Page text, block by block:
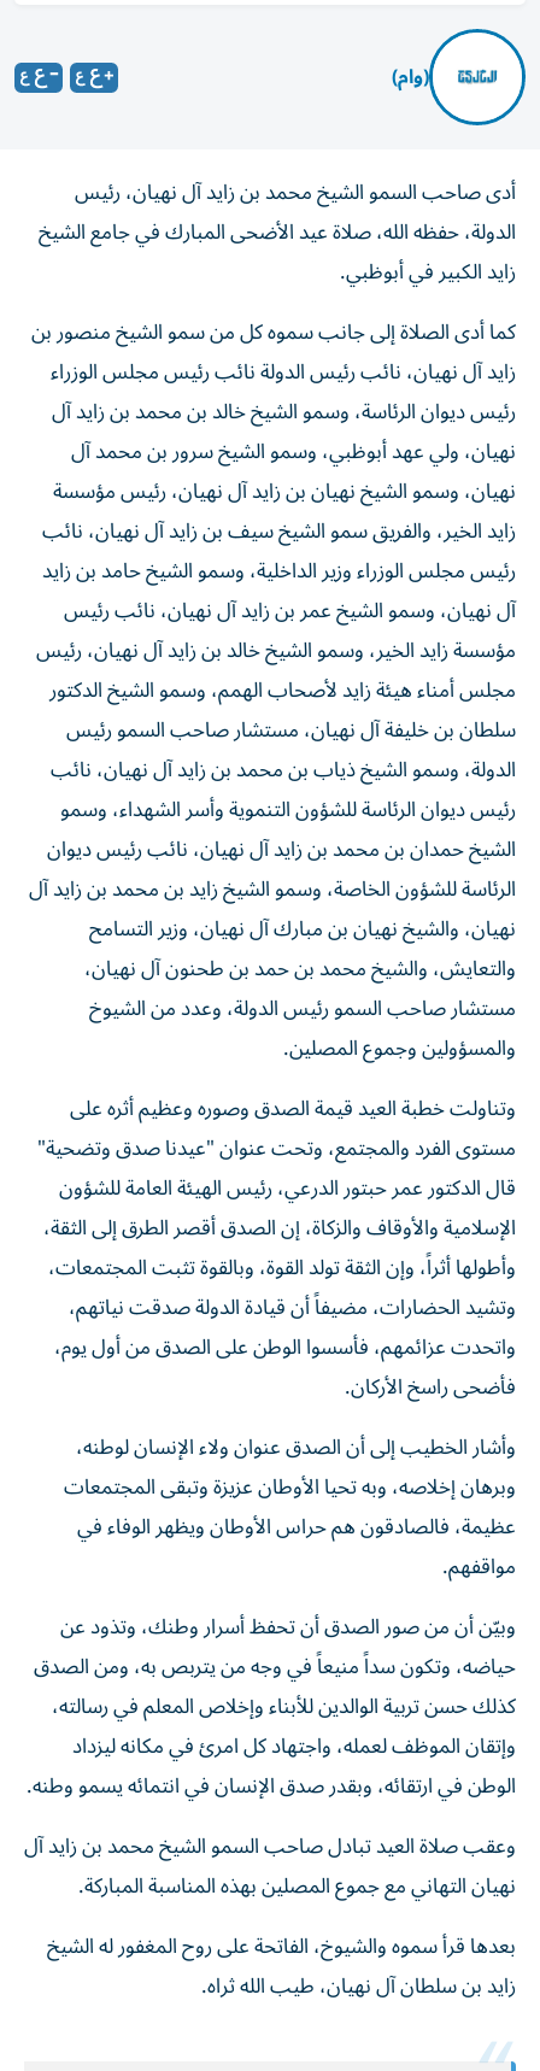
(وام)
أدى صاحب السمو الشيخ محمد بن زايد آل نهيان، رئيس
الدولة، حفظه الله، صلاة عيد الأضحى المبارك في جامع الشيخ
زايد الكبير في أبوظبي.
كما أدى الصلاة إلى جانب سموه كل من سمو الشيخ منصور بن
زايد آل نهيان، نائب رئيس الدولة نائب رئيس مجلس الوزراء
رئيس ديوان الرئاسة، وسمو الشيخ خالد بن محمد بن زايد آل
نهيان، ولي عهد أبوظبي، وسمو الشيخ سرور بن محمد آل
نهيان، وسمو الشيخ نهيان بن زايد آل نهيان، رئيس مؤسسة
زايد الخير، والفريق سمو الشيخ سيف بن زايد آل نهيان، نائب
رئيس مجلس الوزراء وزير الداخلية، وسمو الشيخ حامد بن زايد
آل نهيان، وسمو الشيخ عمر بن زايد آل نهيان، نائب رئيس
مؤسسة زايد الخير، وسمو الشيخ خالد بن زايد آل نهيان، رئيس
مجلس أمناء هيئة زايد لأصحاب الهمم، وسمو الشيخ الدكتور
سلطان بن خليفة آل نهيان، مستشار صاحب السمو رئيس
الدولة، وسمو الشيخ ذياب بن محمد بن زايد آل نهيان، نائب
رئيس ديوان الرئاسة للشؤون التنموية وأسر الشهداء، وسمو
الشيخ حمدان بن محمد بن زايد آل نهيان، نائب رئيس ديوان
الرئاسة للشؤون الخاصة، وسمو الشيخ زايد بن محمد بن زايد آل
نهيان، والشيخ نهيان بن مبارك آل نهيان، وزير التسامح
والتعايش، والشيخ محمد بن حمد بن طحنون آل نهيان،
مستشار صاحب السمو رئيس الدولة، وعدد من الشيوخ
والمسؤولين وجموع المصلين.
وتناولت خطبة العيد قيمة الصدق وصوره وعظيم أثره على
مستوى الفرد والمجتمع، وتحت عنوان "عيدنا صدق وتضحية"
قال الدكتور عمر حبتور الدرعي، رئيس الهيئة العامة للشؤون
الإسلامية والأوقاف والزكاة، إن الصدق أقصر الطرق إلى الثقة،
وأطولها أثراً، وإن الثقة تولد القوة، وبالقوة تثبت المجتمعات،
وتشيد الحضارات، مضيفاً أن قيادة الدولة صدقت نياتهم،
واتحدت عزائمهم، فأسسوا الوطن على الصدق من أول يوم،
فأضحى راسخ الأركان.
وأشار الخطيب إلى أن الصدق عنوان ولاء الإنسان لوطنه،
وبرهان إخلاصه، وبه تحيا الأوطان عزيزة وتبقى المجتمعات
عظيمة، فالصادقون هم حراس الأوطان ويظهر الوفاء في
مواقفهم.
وبيّن أن من صور الصدق أن تحفظ أسرار وطنك، وتذود عن
حياضه، وتكون سداً منيعاً في وجه من يتربص به، ومن الصدق
كذلك حسن تربية الوالدين للأبناء وإخلاص المعلم في رسالته،
وإتقان الموظف لعمله، واجتهاد كل امرئ في مكانه ليزداد
الوطن في ارتقائه، وبقدر صدق الإنسان في انتمائه يسمو وطنه.
وعقب صلاة العيد تبادل صاحب السمو الشيخ محمد بن زايد آل
نهيان التهاني مع جموع المصلين بهذه المناسبة المباركة.
بعدها قرأ سموه والشيوخ، الفاتحة على روح المغفور له الشيخ
زايد بن سلطان آل نهيان، طيب الله ثراه.